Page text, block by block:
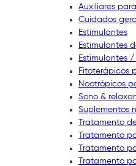
Auxiliares
Cuidados
Estimulantes
Estimulantes
Estimulantes
Fitoterápicos
Nootrópicos
Sono &
Suplementos
Tratamento
Tratamento
Tratamento
Tratamento